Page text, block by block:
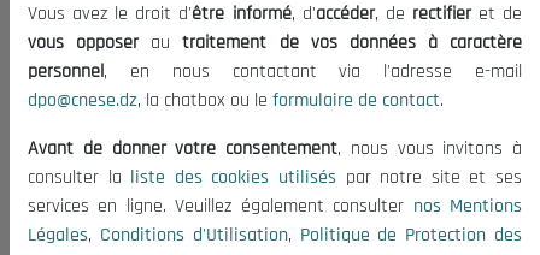
Informations utiles
Appels d'offres et Consultations
Mentions Légales
Conditions d'Utilisation
Politique de Protection des Données
Politique des Cookies
Vous avez le droit d'être informé, d'accéder, de rectifieret de
vous opposerautraitement de vos données à caractère
personnel, en nous contactant via l'adresse e-mail
dpo@cnese.dz, la chatbox ou le formulaire de contact.
Avant de donner votre consentement, nous vous invitons à
consulter la liste des cookies utilisés par notre site et ses
services en ligne. Veuillez également consulter nos Mentions
Légales, Conditions d'Utilisation, Politique de Protection des